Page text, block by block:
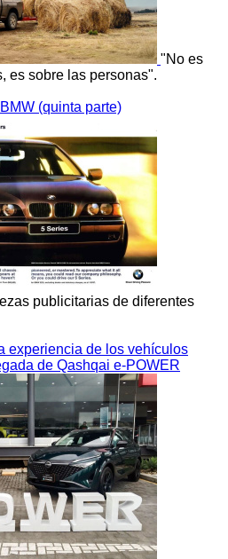
"No es
es sobre las personas".
(quinta parte)
publicitarias de diferentes
experiencia de los vehículos
de Qashqai e-POWER